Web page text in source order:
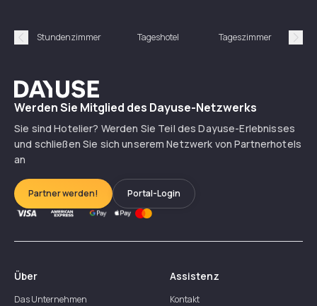
Précédent
Stundenzimmer Tageshotel Tageszimmer
Dayuse
Werden Sie Mitglied des Dayuse-Netzwerks
Sie sind Hotelier? Werden Sie Teil des Dayuse-Erlebnisses
und schließen Sie sich unserem Netzwerk von Partnerhotels
an
Partner werden! Portal-Login
Über
Das Unternehmen
Assistenz
Kontakt